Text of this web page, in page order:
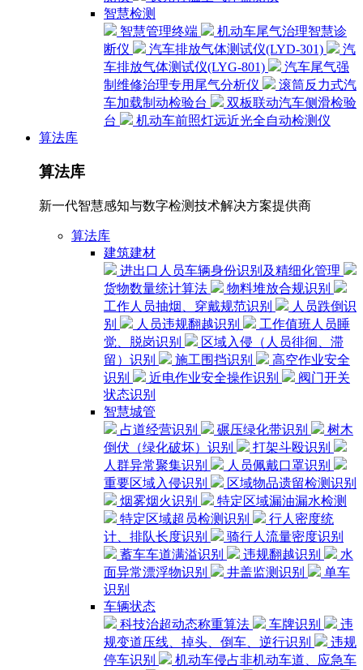
智慧检测
智慧管理终端
机动车尾气治理智慧诊
断仪
汽车排放气体测试仪(LYD-301)
汽
车排放气体测试仪(LYG-801)
汽车尾气强
制维修治理专用尾气分析仪
滚筒反力式汽
车加载制动检验台
双板联动汽车侧滑检验
台
机动车前照灯远近光全自动检测仪
算法库
算法库
新一代智慧感知与数字检测技术解决方案提供商
算法库
建筑建材
进出口人员车辆身份识别及精细化管理
货物数量统计算法
物料堆放合规识别
工作人员抽烟、穿戴规范识别
人员跌倒识
别
人员违规翻越识别
工作值班人员睡
觉、脱岗识别
区域入侵（人员徘徊、滞
留）识别
施工围挡识别
高空作业安全
识别
近电作业安全操作识别
阀门开关
状态识别
智慧城管
占道经营识别
碾压绿化带识别
树木
倒伏（绿化破坏）识别
打架斗殴识别
人群异常聚集识别
人员佩戴口罩识别
重要区域入侵识别
区域物品遗留检测识别
烟雾烟火识别
特定区域漏油漏水检测
特定区域超员检测识别
行人密度统
计、排队长度识别
骑行人流量密度识别
蓄车车道满溢识别
违规翻越识别
水
面异常漂浮物识别
井盖监测识别
单车
识别
车辆状态
科技治超动态称重算法
车牌识别
违
规变道压线、掉头、倒车、逆行识别
违规
停车识别
机动车侵占非机动车道、应急车